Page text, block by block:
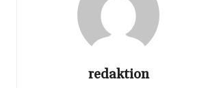
redaktion